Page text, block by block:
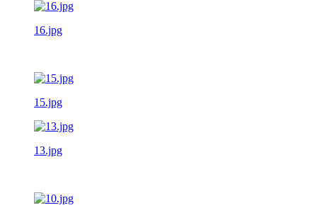
16.jpg
15.jpg
13.jpg